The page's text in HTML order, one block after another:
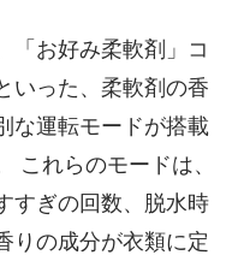
「お好み柔軟剤」コ
いった、柔軟剤の香
な運転モードが搭載
これらのモードは、
すぎの回数、脱水時
りの成分が衣類に定